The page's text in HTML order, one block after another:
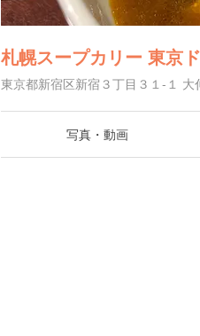
札幌スープカリー 東京
東京都新宿区新宿３丁目３１-１ 大
写真・動画